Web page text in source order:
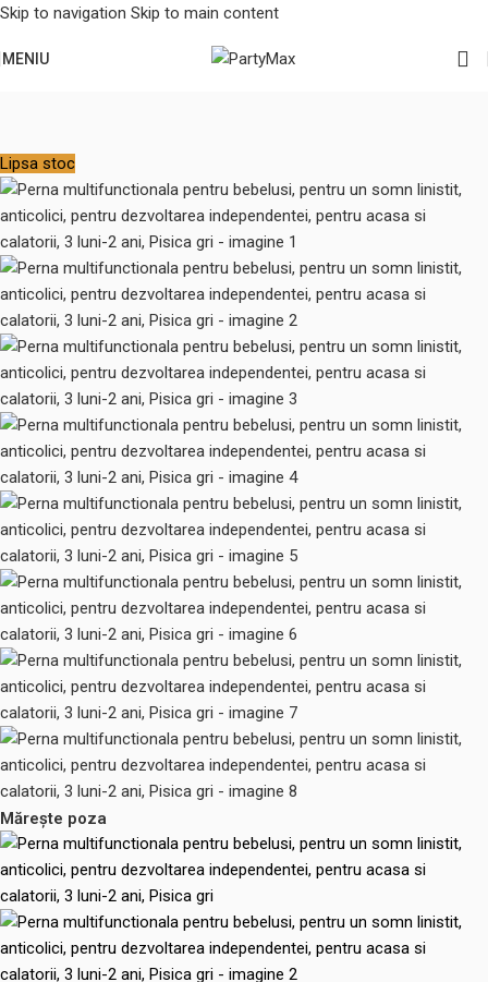
Skip to navigation Skip to main content
MENIU
Lipsa stoc
Mărește poza